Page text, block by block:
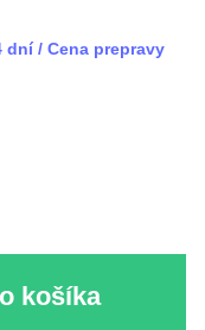
dní / Cena prepravy
košíka